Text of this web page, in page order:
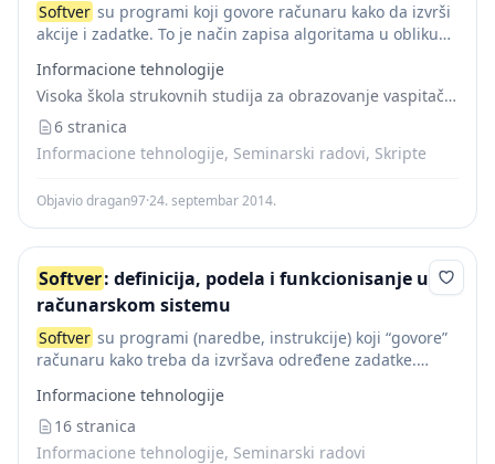
Softver su programi koji govore računaru kako da izvrši
akcije i zadatke. To je način zapisa algoritama u obliku
odnosno materijalnim delom...
Informacione tehnologije
Visoka škola strukovnih studija za obrazovanje vaspitača i trenera
6 stranica
Informacione tehnologije, Seminarski radovi, Skripte
Objavio dragan97·24. septembar 2014.
Softver: definicija, podela i funkcionisanje u
računarskom sistemu
Softver su programi (naredbe, instrukcije) koji “govore”
računaru kako treba da izvršava određene zadatke.
razumljiv računaru. Pojam
Informacione tehnologije
16 stranica
Informacione tehnologije, Seminarski radovi